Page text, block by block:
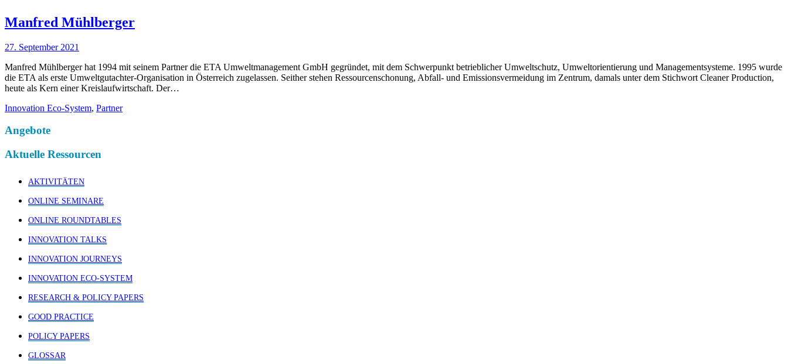
Manfred Mühlberger
27. September 2021
Manfred Mühlberger hat 1994 mit seinem Partner die ETA Umweltmanagement GmbH gegründet, mit dem Schwerpunkt betrieblicher Umweltschutz, Umweltorientierung und Managementsysteme. 1995 wurde
die ETA als erste Umweltgutachter-Organisation in Österreich zugelassen. Seither stehen Ressourcenschonung, Abfall- und Emissionsvermeidung im Zentrum, damals unter dem Stichwort Cleaner Production,
heute als Kern einer Kreislaufwirtschaft. Der…
Innovation Eco-System, Partner
Angebote
Aktuelle Ressourcen
AKTIVITÄTEN
ONLINE SEMINARE
ONLINE ROUNDTABLES
INNOVATION TALKS
INNOVATION JOURNEYS
INNOVATION ECO-SYSTEM
RESEARCH & POLICY PAPERS
GOOD PRACTICE
POLICY PAPERS
GLOSSAR